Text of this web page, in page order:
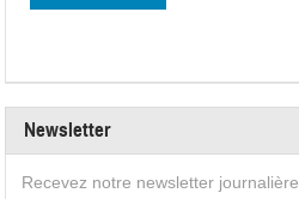
Newsletter
Recevez notre newsletter